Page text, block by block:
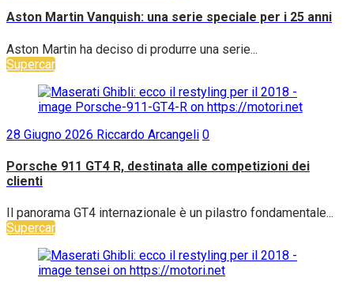
Aston Martin Vanquish: una serie speciale per i 25 anni
Aston Martin ha deciso di produrre una serie...
Supercar
28 Giugno 2026 Riccardo Arcangeli 0
Porsche 911 GT4 R, destinata alle competizioni dei
clienti
Il panorama GT4 internazionale è un pilastro fondamentale...
Supercar